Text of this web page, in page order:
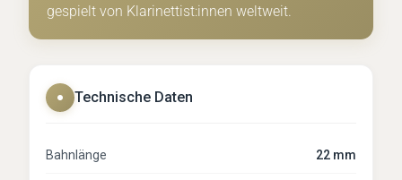
gespielt von Klarinettist:innen weltweit.
● Technische Daten
Bahnlänge 22 mm